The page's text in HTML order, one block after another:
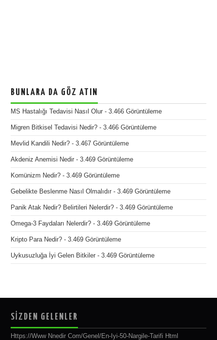
BUNLARA DA GÖZ ATIN
MS Hastalığı Tedavisi Nasıl Olur - 3.466 Görüntüleme
Migren Bitkisel Tedavisi Nedir? - 3.466 Görüntüleme
Mevlid Kandili Nedir? - 3.467 Görüntüleme
Akdeniz Anemisi Nedir - 3.469 Görüntüleme
Komünizm Nedir? - 3.469 Görüntüleme
Gebelikte Beslenme Nasıl Olmalıdır - 3.469 Görüntüleme
Panik Atak Nedir? Belirtileri Nelerdir? - 3.469 Görüntüleme
Omega-3 Faydaları Nelerdir? - 3.469 Görüntüleme
Kripto Para Nedir? - 3.469 Görüntüleme
Uykusuzluğa İyi Gelen Bitkiler - 3.469 Görüntüleme
SİZDEN GELENLER
Https://www Nnedir Com/genel/en-Iyi-50-Nargile-Tarifi Html